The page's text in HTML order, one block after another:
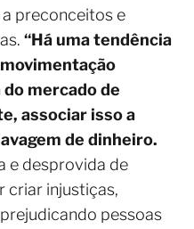
preconceitos e
“Há uma tendência
mercado de
associar isso a
de dinheiro.
e desprovida de
criar injustiças,
pessoas